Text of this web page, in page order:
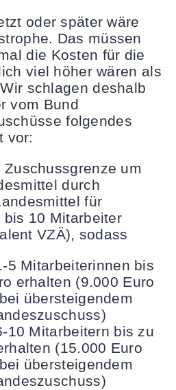
oder später wäre
Das müssen
die Kosten für die
viel höher wären als
schlagen deshalb
vom Bund
folgendes
vor:
Zuschussgrenze um
durch
für
bis 10 Mitarbeiter
VZÄ), sodass
5 Mitarbeiterinnen bis
erhalten (9.000 Euro
übersteigendem
10 Mitarbeitern bis zu
(15.000 Euro
übersteigendem